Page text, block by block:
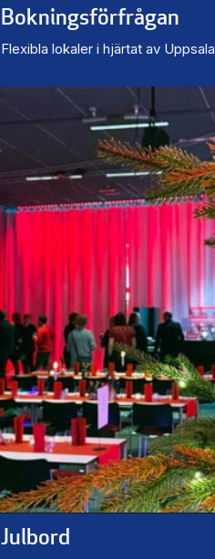
Bokningsförfrågan
Flexibla lokaler i hjärtat av Uppsala
Julbord